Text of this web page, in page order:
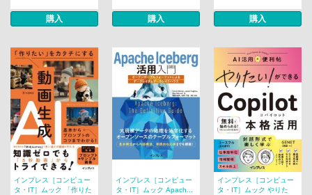
購入 購入 購入
インプレス［コンピュー
タ・IT］ムック 「作りた
インプレス［コンピュー
タ・IT］ムック Apach...
インプレス［コンピュー
タ・IT］ムック やりた